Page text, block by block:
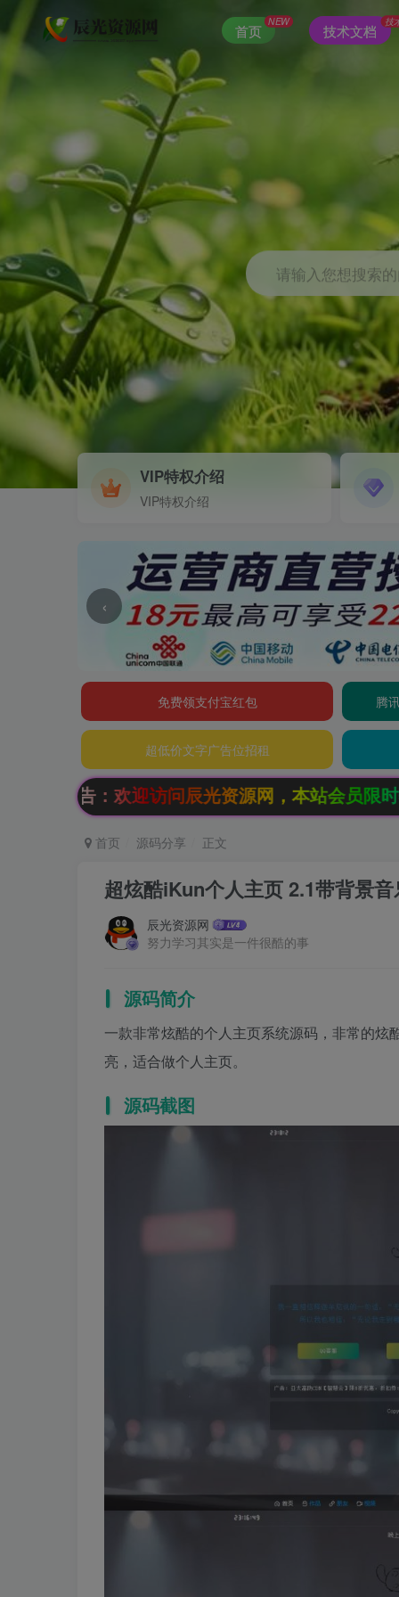
首页
NEW
技术文档
技
请输入您想搜索
VIP特权介绍
VIP特权介绍
‹
免费领支付宝红包 腾
超低价文字广告位招租
资源网，本站会员限时特惠，SVIP终生会员只需
首页 源码分享 正文
超炫酷iKun个人主页 2.1带背景
辰光资源网
努力学习其实是一件很酷的事
源码简介
一款非常炫酷的个人主页系统源码，非常的
亮，适合做个人主页。
源码截图